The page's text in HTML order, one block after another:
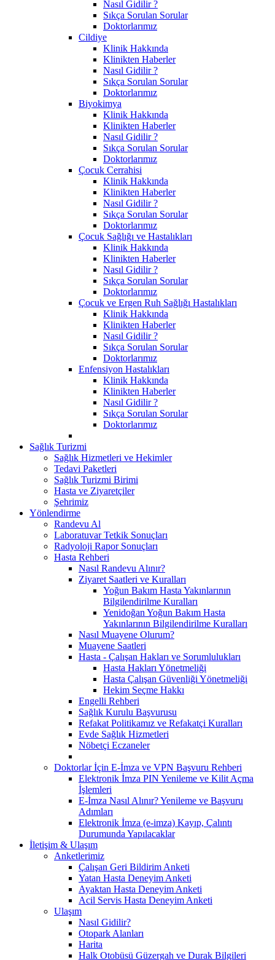
Nasıl Gidilir ?
Sıkça Sorulan Sorular
Doktorlarımız
Cildiye
Klinik Hakkında
Klinikten Haberler
Nasıl Gidilir ?
Sıkça Sorulan Sorular
Doktorlarımız
Biyokimya
Klinik Hakkında
Klinikten Haberler
Nasıl Gidilir ?
Sıkça Sorulan Sorular
Doktorlarımız
Çocuk Cerrahisi
Klinik Hakkında
Klinikten Haberler
Nasıl Gidilir ?
Sıkça Sorulan Sorular
Doktorlarımız
Çocuk Sağlığı ve Hastalıkları
Klinik Hakkında
Klinikten Haberler
Nasıl Gidilir ?
Sıkça Sorulan Sorular
Doktorlarımız
Çocuk ve Ergen Ruh Sağlığı Hastalıkları
Klinik Hakkında
Klinikten Haberler
Nasıl Gidilir ?
Sıkça Sorulan Sorular
Doktorlarımız
Enfensiyon Hastalıkları
Klinik Hakkında
Klinikten Haberler
Nasıl Gidilir ?
Sıkça Sorulan Sorular
Doktorlarımız
Sağlık Turizmi
Sağlık Hizmetleri ve Hekimler
Tedavi Paketleri
Sağlık Turizmi Birimi
Hasta ve Ziyaretçiler
Şehrimiz
Yönlendirme
Randevu Al
Laboratuvar Tetkik Sonuçları
Radyoloji Rapor Sonuçları
Hasta Rehberi
Nasıl Randevu Alınır?
Ziyaret Saatleri ve Kuralları
Yoğun Bakım Hasta Yakınlarının
Bilgilendirilme Kuralları
Yenidoğan Yoğun Bakım Hasta
Yakınlarının Bilgilendirilme Kuralları
Nasıl Muayene Olurum?
Muayene Saatleri
Hasta - Çalışan Hakları ve Sorumlulukları
Hasta Hakları Yönetmeliği
Hasta Çalışan Güvenliği Yönetmeliği
Hekim Seçme Hakkı
Engelli Rehberi
Sağlık Kurulu Başvurusu
Refakat Politikamız ve Refakatçi Kuralları
Evde Sağlık Hizmetleri
Nöbetçi Eczaneler
Doktorlar İçin E-İmza ve VPN Başvuru Rehberi
Elektronik İmza PIN Yenileme ve Kilit Açma
İşlemleri
E-İmza Nasıl Alınır? Yenileme ve Başvuru
Adımları
Elektronik İmza (e-imza) Kayıp, Çalıntı
Durumunda Yapılacaklar
İletişim & Ulaşım
Anketlerimiz
Çalışan Geri Bildirim Anketi
Yatan Hasta Deneyim Anketi
Ayaktan Hasta Deneyim Anketi
Acil Servis Hasta Deneyim Anketi
Ulaşım
Nasıl Gidilir?
Otopark Alanları
Harita
Halk Otobüsü Güzergah ve Durak Bilgileri